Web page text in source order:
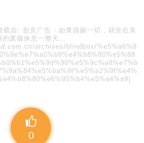
载自: 创意广告 - 如果搞砸一切，就坐在美
的废墟休息一整天…
archives/blindbox/%e5%a6%8
0